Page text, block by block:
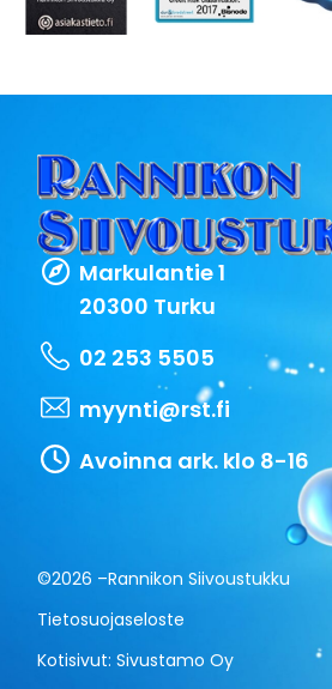
Markulantie 1
20300 Turku
02 253 5505
myynti@rst.fi
Avoinna ark. klo 8-16
©2026 –Rannikon Siivoustukku
Tietosuojaseloste
Kotisivut:Sivustamo Oy